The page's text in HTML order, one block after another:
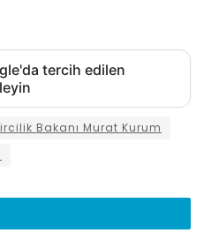
tercih edilen
Bakanı Murat Kurum